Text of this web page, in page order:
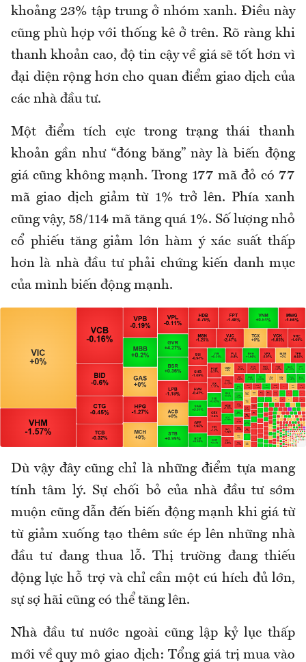
khoảng 23% tập trung ở nhóm xanh. Điều này
cũng phù hợp với thống kê ở trên. Rõ ràng khi
thanh khoản cao, độ tin cậy về giá sẽ tốt hơn vì
đại diện rộng hơn cho quan điểm giao dịch của
các nhà đầu tư.
Một điểm tích cực trong trạng thái thanh
khoản gần như “đóng băng” này là biến động
giá cũng không mạnh. Trong 177 mã đỏ có 77
mã giao dịch giảm từ 1% trở lên. Phía xanh
cũng vậy, 58/114 mã tăng quá 1%. Số lượng nhỏ
cổ phiếu tăng giảm lớn hàm ý xác suất thấp
hơn là nhà đầu tư phải chứng kiến danh mục
của mình biến động mạnh.
Dù vậy đây cũng chỉ là những điểm tựa mang
tính tâm lý. Sự chối bỏ của nhà đầu tư sớm
muộn cũng dẫn đến biến động mạnh khi giá từ
từ giảm xuống tạo thêm sức ép lên những nhà
đầu tư đang thua lỗ. Thị trường đang thiếu
động lực hỗ trợ và chỉ cần một cú hích đủ lớn,
sự sợ hãi cũng có thể tăng lên.
Nhà đầu tư nước ngoài cũng lập kỷ lục thấp
mới về quy mô giao dịch: Tổng giá trị mua vào